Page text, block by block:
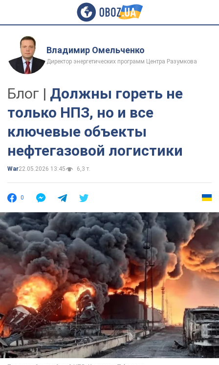
Владимир Омельченко
Директор энергетических программ Центра Разумкова
Блог | Должны гореть не
только НПЗ, но и все
ключевые объекты
нефтегазовой логистики
War22.05.2026 13:45 6,3 т.
0